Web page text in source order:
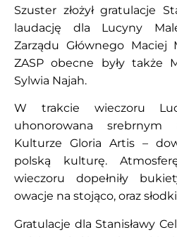
Szuster złożył gratulacje
laudację dla Lucyny
Zarządu Głównego
ZASP obecne były także
Sylwia Najah.
W trakcie wieczoru
uhonorowana srebrnym
Kulturze Gloria Artis –
polską kulturę.
wieczoru dopełniły
owacje na stojąco, oraz
Gratulacje dla Stanisławy